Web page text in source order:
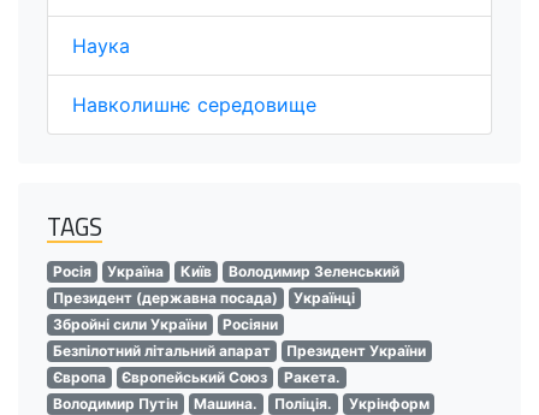
Наука
Навколишнє середовище
TAGS
Росія Україна Київ
Володимир Зеленський
Президент (державна посада)
Українці
Збройні сили України
Росіяни
Безпілотний літальний апарат
Президент України
Європа
Європейський Союз
Ракета.
Володимир Путін
Машина. Поліція.
Укрінформ